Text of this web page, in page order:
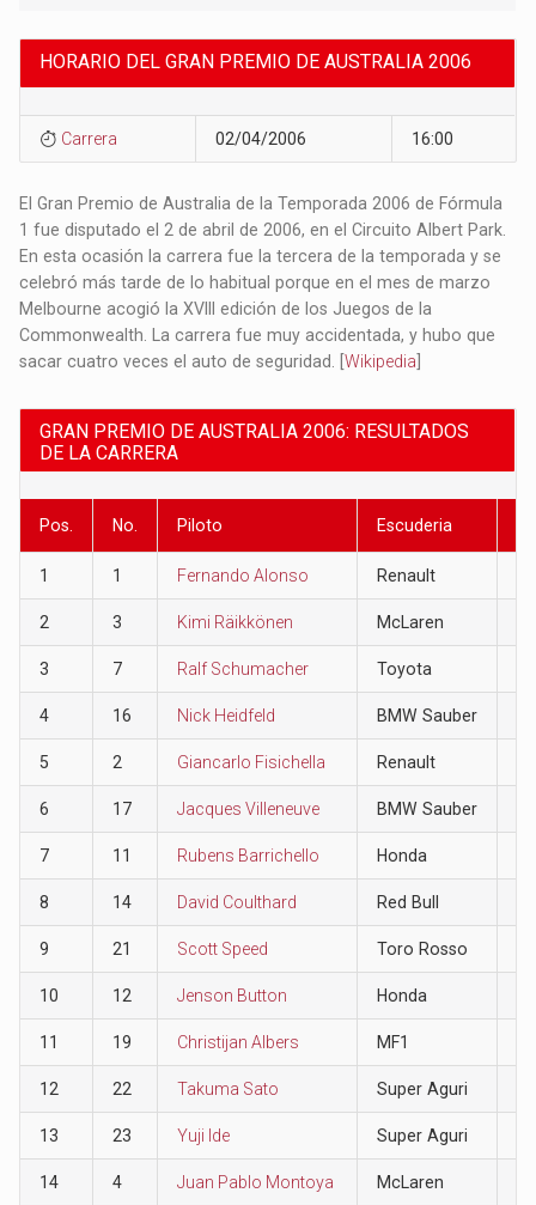
HORARIO DEL GRAN PREMIO DE AUSTRALIA 2006
Carrera 02/04/2006 16:00
El Gran Premio de Australia de la Temporada 2006 de Fórmula
1 fue disputado el 2 de abril de 2006, en el Circuito Albert Park.
En esta ocasión la carrera fue la tercera de la temporada y se
celebró más tarde de lo habitual porque en el mes de marzo
Melbourne acogió la XVIII edición de los Juegos de la
Commonwealth. La carrera fue muy accidentada, y hubo que
sacar cuatro veces el auto de seguridad. [Wikipedia
GRAN PREMIO DE AUSTRALIA 2006: RESULTADOS
DE LA CARRERA
Pos. No. Piloto Escuderia
1 1 Fernando Alonso Renault
2 3 Kimi Räikkönen McLaren
3 7 Ralf Schumacher Toyota
4 16 Nick Heidfeld BMW Sauber
5 2 Giancarlo Fisichella Renault
6 17 Jacques Villeneuve BMW Sauber
7 11 Rubens Barrichello Honda
8 14 David Coulthard Red Bull
9 21 Scott Speed Toro Rosso
10 12 Jenson Button Honda
11 19 Christijan Albers MF1
12 22 Takuma Sato Super Aguri
13 23 Yuji Ide Super Aguri
14 4 Juan Pablo Montoya McLaren